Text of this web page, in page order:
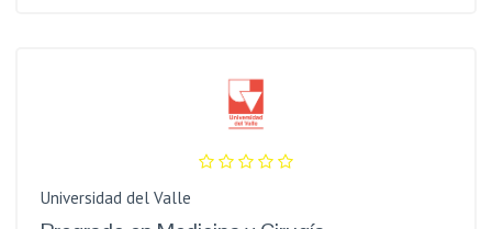
Universidad del Valle